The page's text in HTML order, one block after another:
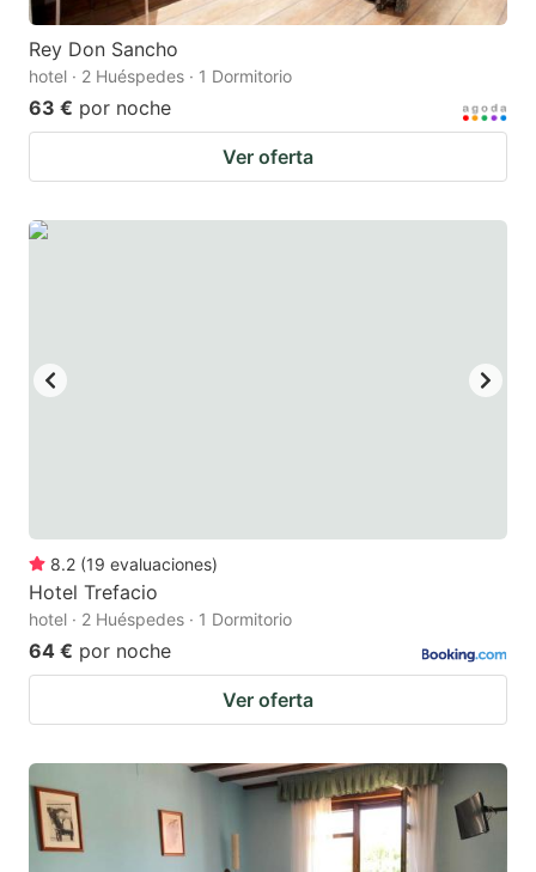
Rey Don Sancho
hotel · 2 Huéspedes · 1 Dormitorio
63 € por noche
Ver oferta
8.2 (19 evaluaciones)
Hotel Trefacio
hotel · 2 Huéspedes · 1 Dormitorio
64 € por noche
Ver oferta